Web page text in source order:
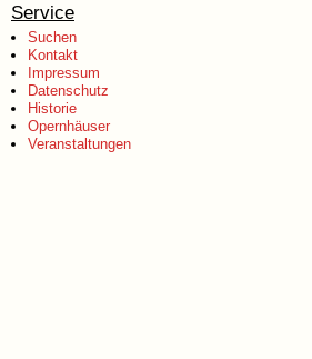
Service
Suchen
Kontakt
Impressum
Datenschutz
Historie
Opernhäuser
Veranstaltungen